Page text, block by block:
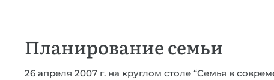
Планирование семьи
26 апреля 2007 г. на круглом столе “Семья в